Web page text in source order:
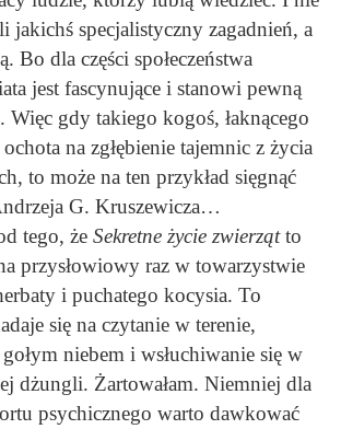
jakichś specjalistyczny zagadnień, a
Bo dla części społeczeństwa
jest fascynujące i stanowi pewną
gdy takiego kogoś, łaknącego
na zgłębienie tajemnic z życia
to może na ten przykład sięgnąć
G. Kruszewicza…
tego, że Sekretne życie zwierzątto
przysłowiowy raz w towarzystwie
i puchatego kocysia. To
się na czytanie w terenie,
niebem i wsłuchiwanie się w
dżungli. Żartowałam. Niemniej dla
psychicznego warto dawkować